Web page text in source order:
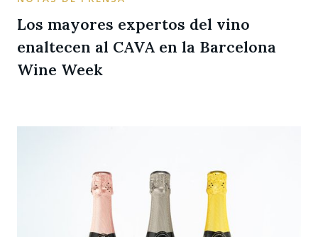
Los mayores expertos del vino
enaltecen al CAVA en la Barcelona
Wine Week